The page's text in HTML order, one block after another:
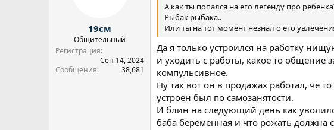
19см
Общительный
Регистрация
Сен 14, 2024
Сообщения
38,681
А как ты попался на его легенду про
Рыбак рыбака..
Или ты на тот момент незнал о его
Да я только устроился на работку
и уходить с работы, какое то общение
компульсивное.
Ну так вот он в продажах работал, че
устроен был по самозанятости.
И блин на следующий день как
баба беременная и что рожать должна